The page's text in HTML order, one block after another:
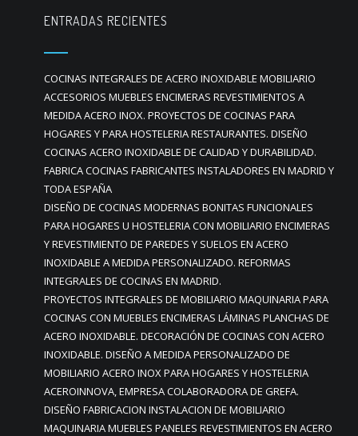
ENTRADAS RECIENTES
COCINAS INTEGRALES DE ACERO INOXIDABLE MOBILIARIO
ACCESORIOS MUEBLES ENCIMERAS REVESTIMIENTOS A
MEDIDA ACERO INOX. PROYECTOS DE COCINAS PARA
HOGARES Y PARA HOSTELERIA RESTAURANTES. DISEÑO
COCINAS ACERO INOXIDABLE DE CALIDAD Y DURABILIDAD.
FABRICA COCINAS FABRICANTES INSTALADORES EN MADRID Y
TODA ESPAÑA
DISEÑO DE COCINAS MODERNAS BONITAS FUNCIONALES
PARA HOGARES U HOSTELERIA CON MOBILIARIO ENCIMERAS
Y REVESTIMIENTO DE PAREDES Y SUELOS EN ACERO
INOXIDABLE A MEDIDA PERSONALIZADO. REFORMAS
INTEGRALES DE COCINAS EN MADRID.
PROYECTOS INTEGRALES DE MOBILIARIO MAQUINARIA PARA
COCINAS CON MUEBLES ENCIMERAS LÁMINAS PLANCHAS DE
ACERO INOXIDABLE. DECORACIÓN DE COCINAS CON ACERO
INOXIDABLE. DISEÑO A MEDIDA PERSONALIZADO DE
MOBILIARIO ACERO INOX PARA HOGARES Y HOSTELERIA
ACEROINNOVA, EMPRESA COLABORADORA DE GREFA.
DISEÑO FABRICACION INSTALACION DE MOBILIARIO
MAQUINARIA MUEBLES PANELES REVESTIMIENTOS EN ACERO